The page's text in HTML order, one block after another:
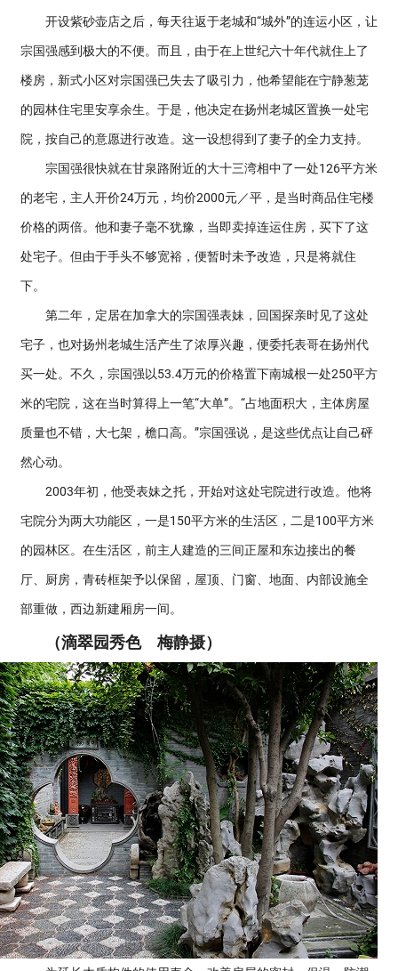
开设紫砂壶店之后，每天往返于老城和“城外”的连运小区，让
宗国强感到极大的不便。而且，由于在上世纪六十年代就住上了
楼房，新式小区对宗国强已失去了吸引力，他希望能在宁静葱茏
的园林住宅里安享余生。于是，他决定在扬州老城区置换一处宅
院，按自己的意愿进行改造。这一设想得到了妻子的全力支持。
宗国强很快就在甘泉路附近的大十三湾相中了一处126平方米
的老宅，主人开价24万元，均价2000元／平，是当时商品住宅楼
价格的两倍。他和妻子毫不犹豫，当即卖掉连运住房，买下了这
处宅子。但由于手头不够宽裕，便暂时未予改造，只是将就住
下。
第二年，定居在加拿大的宗国强表妹，回国探亲时见了这处
宅子，也对扬州老城生活产生了浓厚兴趣，便委托表哥在扬州代
买一处。不久，宗国强以53.4万元的价格置下南城根一处250平方
米的宅院，这在当时算得上一笔“大单”。“占地面积大，主体房屋
质量也不错，大七架，檐口高。”宗国强说，是这些优点让自己砰
然心动。
2003年初，他受表妹之托，开始对这处宅院进行改造。他将
宅院分为两大功能区，一是150平方米的生活区，二是100平方米
的园林区。在生活区，前主人建造的三间正屋和东边接出的餐
厅、厨房，青砖框架予以保留，屋顶、门窗、地面、内部设施全
部重做，西边新建厢房一间。
（滴翠园秀色 梅静摄）